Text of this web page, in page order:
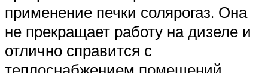
применение печки солярогаз. Она
не прекращает работу на дизеле и
отлично справится с